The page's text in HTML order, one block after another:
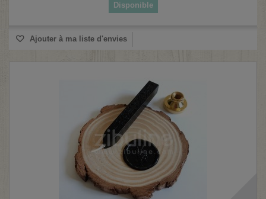
Disponible
Ajouter à ma liste d'envies